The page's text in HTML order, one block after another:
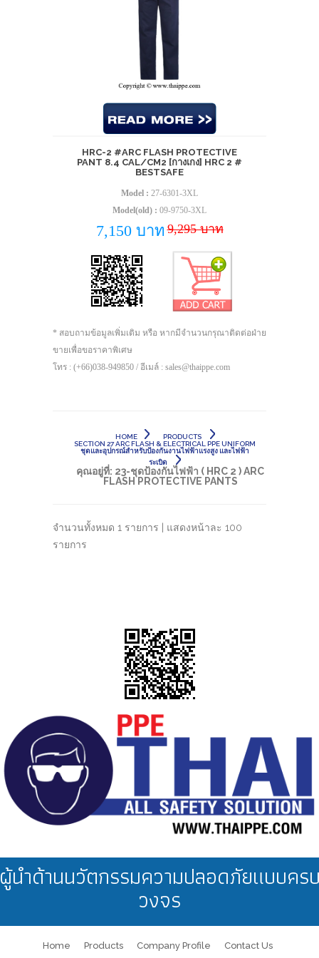
HRC-2 #ARC FLASH PROTECTIVE
PANT 8.4 CAL/CM2 [กางเกง] HRC 2 #
BESTSAFE
Model : 27-6301-3XL
Model(old) : 09-9750-3XL
7,150 บาท 9,295 บาท
* สอบถามข้อมูลเพิ่มเติม หรือ หากมีจำนวนกรุณาติดต่อฝ่าย
ขายเพื่อขอราคาพิเศษ
โทร : (+66)038-949850 / อีเมล์ : sales@thaippe.com
HOME
PRODUCTS
SECTION 27 ARC FLASH & ELECTRICAL PPE UNIFORM
ชุดและอุปกรณ์สำหรับป้องกันงานไฟฟ้าแรงสูง และไฟฟ้า
ระเบิด
คุณอยู่ที่: 23-ชุดป้องกันไฟฟ้า ( HRC 2 ) ARC
FLASH PROTECTIVE PANTS
จำนวนทั้งหมด 1 รายการ | แสดงหน้าละ 100
รายการ
นำด้านนวัตกรรมความปลอดภัยแบบคร
วงจร
Home Products Company Profile Contact Us